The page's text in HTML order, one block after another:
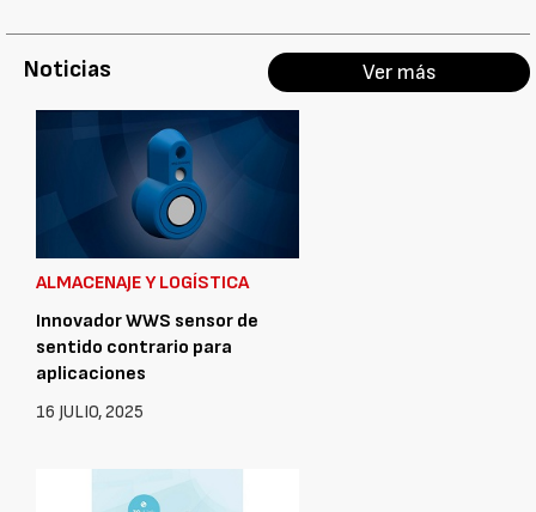
Noticias Ver más
ALMACENAJE Y LOGÍSTICA
Innovador WWS sensor de
sentido contrario para
aplicaciones
16 JULIO, 2025